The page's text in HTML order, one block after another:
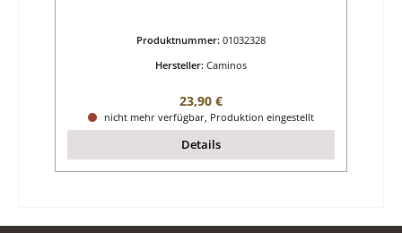
Produktnummer: 01032328
Hersteller: Caminos
Regulärer Preis:
23,90 €
nicht mehr verfügbar, Produktion eingestellt
Details